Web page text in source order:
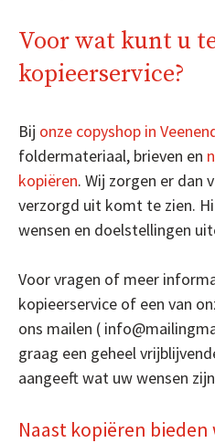
Voor wat kunt u
kopieerservice?
Bij onze copyshop in
foldermateriaal, brieven en
kopiëren. Wij zorgen er dan
verzorgd uit komt te zien.
wensen en doelstellingen
Voor vragen of meer
kopieerservice of een van
ons mailen (
graag een geheel
aangeeft wat uw wensen
Naast kopiëren